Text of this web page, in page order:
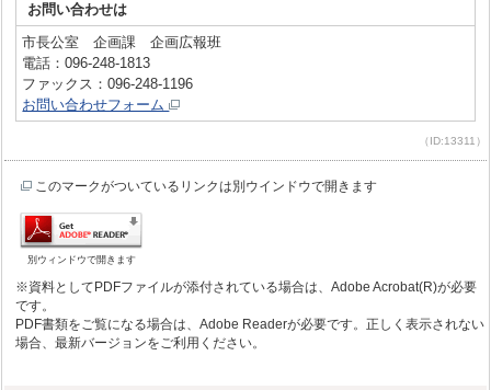
お問い合わせは
市長公室 企画課 企画広報班
電話：096-248-1813
ファックス：096-248-1196
お問い合わせフォーム
（ID:13311）
このマークがついているリンクは別ウインドウで開きます
別ウィンドウで開きます
※資料としてPDFファイルが添付されている場合は、Adobe Acrobat(R)が必要
です。
PDF書類をご覧になる場合は、Adobe Readerが必要です。正しく表示されない
場合、最新バージョンをご利用ください。